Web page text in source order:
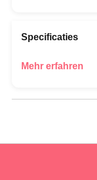
Specificaties
Mehr erfahren